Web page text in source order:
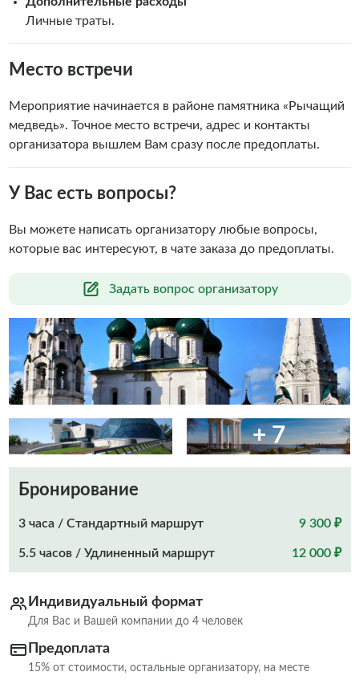
Личные траты.
Место встречи
Мероприятие начинается в районе памятника «Рычащий
медведь». Точное место встречи, адрес и контакты
организатора вышлем Вам сразу после предоплаты.
У Вас есть вопросы?
Задать вопрос организатору
Вы можете написать организатору любые вопросы,
которые вас интересуют, в чате заказа до предоплаты.
+ 7
Бронирование
3 часа / Стандартный маршрут 9 300 ₽
5.5 часов / Удлиненный маршрут 12 000 ₽
Индивидуальный формат
Для Вас и Вашей компании до 4 человек
Предоплата
15% от стоимости, остальные организатору, на месте